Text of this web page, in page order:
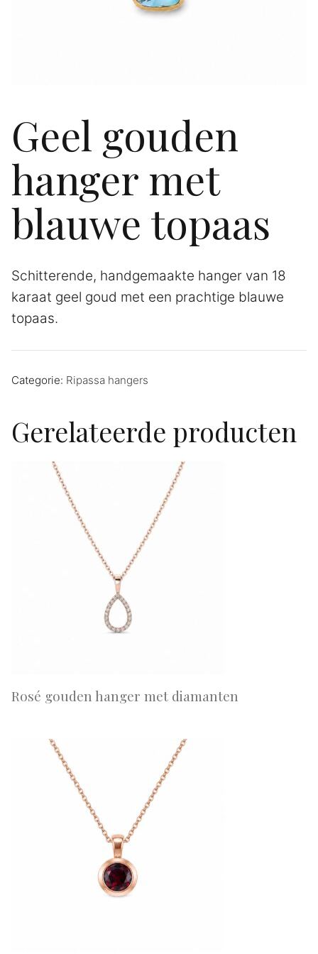
Geel gouden
hanger met
blauwe topaas
Schitterende, handgemaakte hanger van 18
karaat geel goud met een prachtige blauwe
topaas.
Categorie: Ripassa hangers
Gerelateerde producten
Rosé gouden hanger met diamanten